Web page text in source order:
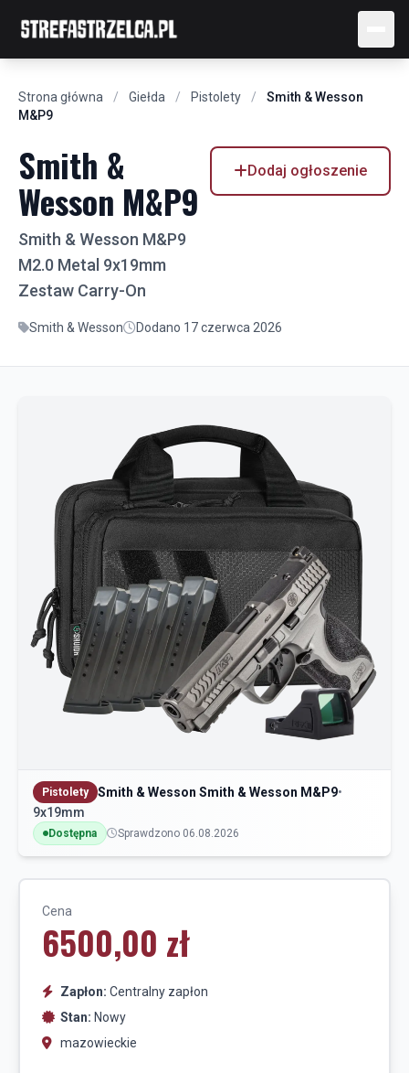
Strona główna / Giełda / Pistolety /
Smith & Wesson
M&P9
Smith &
Wesson M&P9
Smith & Wesson M&P9
M2.0 Metal 9x19mm
Zestaw Carry-On
Dodaj ogłoszenie
Smith & Wesson Dodano 17 czerwca 2026
Pistolety Smith & Wesson Smith & Wesson M&P9•
9x19mm
Dostępna Sprawdzono 06.08.2026
Cena
6500,00 zł
Zapłon: Centralny zapłon
Stan: Nowy
mazowieckie